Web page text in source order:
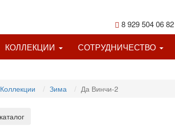
8 929 504 06 82
КОЛЛЕКЦИИ СОТРУДНИЧЕСТВО
Коллекции Зима Да Винчи-2